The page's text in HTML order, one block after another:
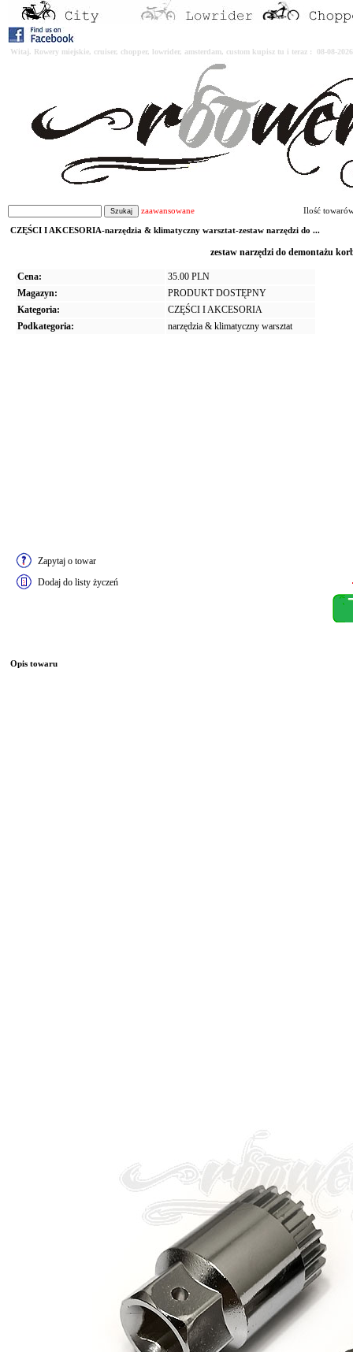
Witaj. Rowery miejskie, cruiser, chopper, lowrider, amsterdam, custom kupisz tu i teraz : 08-08-
zaawansowane Ilość
CZĘŚCI I AKCESORIA-narzędzia & klimatyczny warsztat-zestaw narzędzi do ...
zestaw narzędzi do demontażu
Cena:
35.00 PLN
Magazyn:
PRODUKT DOSTĘPNY
Kategoria:
CZĘŚCI I AKCESORIA
Podkategoria:
narzędzia & klimatyczny warsztat
Zapytaj o towar
Dodaj do listy życzeń
Opis towaru